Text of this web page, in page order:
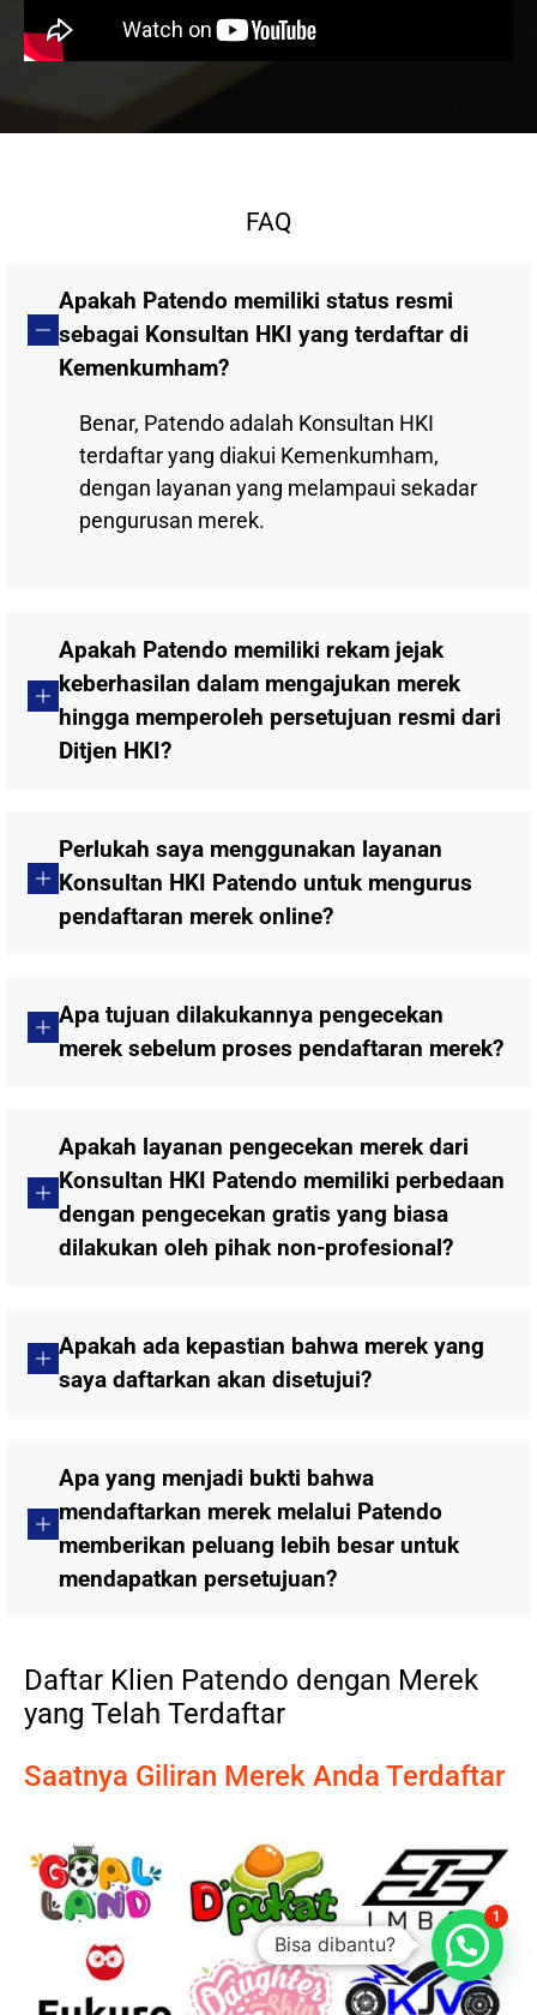
FAQ
Apakah Patendo memiliki status resmi
sebagai Konsultan HKI yang terdaftar di
Kemenkumham?
Benar, Patendo adalah Konsultan HKI
terdaftar yang diakui Kemenkumham,
dengan layanan yang melampaui sekadar
pengurusan merek.
Apakah Patendo memiliki rekam jejak
keberhasilan dalam mengajukan merek
hingga memperoleh persetujuan resmi dari
Ditjen HKI?
Perlukah saya menggunakan layanan
Konsultan HKI Patendo untuk mengurus
pendaftaran merek online?
Apa tujuan dilakukannya pengecekan
merek sebelum proses pendaftaran merek?
Apakah layanan pengecekan merek dari
Konsultan HKI Patendo memiliki perbedaan
dengan pengecekan gratis yang biasa
dilakukan oleh pihak non-profesional?
Apakah ada kepastian bahwa merek yang
saya daftarkan akan disetujui?
Apa yang menjadi bukti bahwa
mendaftarkan merek melalui Patendo
memberikan peluang lebih besar untuk
mendapatkan persetujuan?
Daftar Klien Patendo dengan Merek
yang Telah Terdaftar
Saatnya Giliran Merek Anda Terdaftar
Bisa dibantu?
1